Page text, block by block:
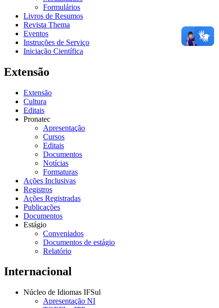
Formulários
Livros de Resumos
Revista Thema
Eventos
Instruções de Serviço
Iniciação Científica
Extensão
Extensão
Cultura
Editais
Pronatec
Apresentação
Cursos
Editais
Documentos
Notícias
Formaturas
Ações Inclusivas
Registros
Ações Registradas
Publicações
Documentos
Estágio
Conveniados
Documentos de estágio
Relatório
Internacional
Núcleo de Idiomas IFSul
Apresentação NI